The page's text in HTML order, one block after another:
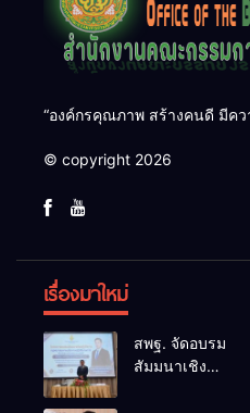
“องค์กรคุณภาพ สร้างคนดี มีคว
© copyright 2026
เรื่องมาใหม่
สพฐ. จัดอบรม
สัมมนาเชิง